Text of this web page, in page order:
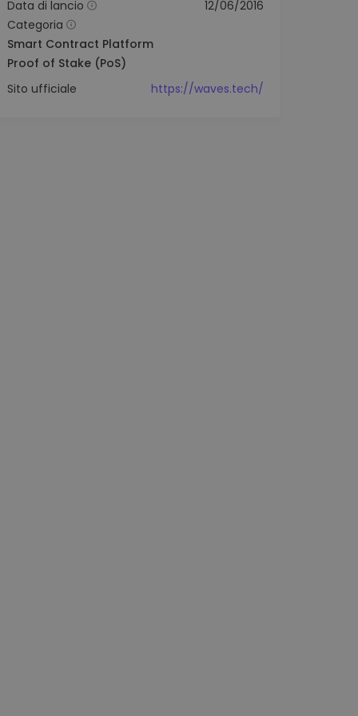
Data di lancio
12/06/2016
Categoria
Smart Contract Platform
Proof of Stake (PoS)
Sito ufficiale
https://waves.tech/